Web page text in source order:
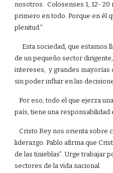
nosotros. Colosenses 1, 12- 20
primero en todo. Porque en él
plenitud.”
Esta sociedad, que estamos
de un pequeño sector
intereses, y grandes mayorías
sin poder influir en las
Por eso, todo el que ejerza
país, tiene una responsabilidad
Cristo Rey nos orienta sobre
liderazgo. Pablo afirma que
de las tinieblas”. Urge trabajar
sectores de la vida nacional.